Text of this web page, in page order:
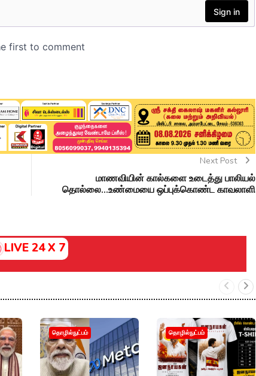
Next Post
மாணவியின் கால்களை உடைத்து பாலியல்
தொல்லை...உண்மையை ஒப்புக்கொண்ட காவலாளி
LIVE 24 X 7
தொழில்நுட்பம் தொழில்நுட்பம்